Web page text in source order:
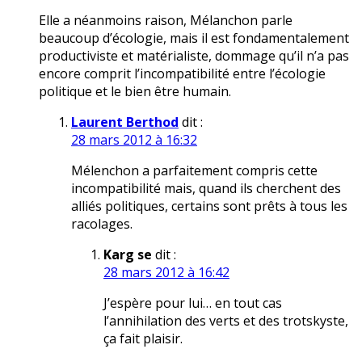
Elle a néanmoins raison, Mélanchon parle
beaucoup d’écologie, mais il est fondamentalement
productiviste et matérialiste, dommage qu’il n’a pas
encore comprit l’incompatibilité entre l’écologie
politique et le bien être humain.
Laurent Berthod dit :
28 mars 2012 à 16:32
Mélenchon a parfaitement compris cette
incompatibilité mais, quand ils cherchent des
alliés politiques, certains sont prêts à tous les
racolages.
Karg se dit :
28 mars 2012 à 16:42
J’espère pour lui… en tout cas
l’annihilation des verts et des trotskyste,
ça fait plaisir.